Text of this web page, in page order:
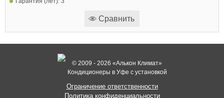
Сравнить
© 2009 - 2026 «Алькон Климат»
Кондиционеры в Уфе с установкой
Ограничение ответственности
Политика конфиденциальности